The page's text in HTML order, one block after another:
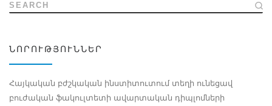
SEARCH
ՆՈՐՈՒԹՅՈՒՆՆԵՐ
Հայկական բժշկական ինստիտուտում տեղի ունեցավ
բուժական ֆակուլտետի ավարտական դիպլոմների